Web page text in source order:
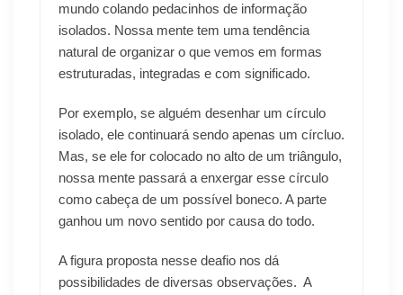
mundo colando pedacinhos de informação
isolados. Nossa mente tem uma tendência
natural de organizar o que vemos em formas
estruturadas, integradas e com significado.
Por exemplo, se alguém desenhar um círculo
isolado, ele continuará sendo apenas um círcluo.
Mas, se ele for colocado no alto de um triângulo,
nossa mente passará a enxergar esse círculo
como cabeça de um possível boneco. A parte
ganhou um novo sentido por causa do todo.
A figura proposta nesse deafio nos dá
possibilidades de diversas observações. A